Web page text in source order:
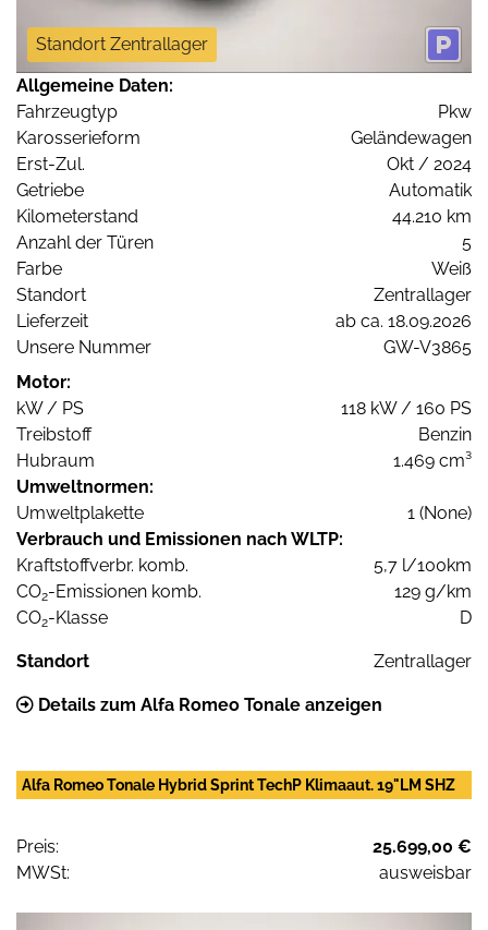
Standort Zentrallager
Allgemeine Daten:
Fahrzeugtyp
Pkw
Karosserieform
Geländewagen
Erst-Zul.
Okt / 2024
Getriebe
Automatik
Kilometerstand
44.210 km
Anzahl der Türen
5
Farbe
Weiß
Standort
Zentrallager
Lieferzeit
ab ca. 18.09.2026
Unsere Nummer
GW-V3865
Motor:
kW / PS
118 kW / 160 PS
Treibstoff
Benzin
Hubraum
1.469 cm³
Umweltnormen:
Umweltplakette
1 (None)
Verbrauch und Emissionen nach WLTP:
Kraftstoffverbr. komb.
5,7 l/100km
CO2-Emissionen komb.
129 g/km
CO2-Klasse D
Standort Zentrallager
Details zum Alfa Romeo Tonale anzeigen
Alfa Romeo Tonale Hybrid Sprint TechP Klimaaut. 19"LM SHZ
Preis:
25.699,00 €
MWSt:
ausweisbar